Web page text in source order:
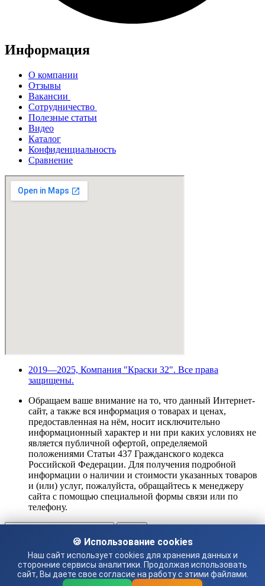
Информация
О компании
Отзывы
Вакансии
Сотрудничество
Полезные статьи
Видео
Каталог
Конфиденциальность
Сравнение
2019—2025, Компания "Краски 32". Все права
защищены.
Обращаем ваше внимание на то, что данный Интернет-
сайт, а также вся информация о товарах и ценах,
предоставленная на нём, носит исключительно
информационный характер и ни при каких условиях не
является публичной офертой, определяемой
положениями Статьи 437 Гражданского кодекса
Российской Федерации. Для получения подробной
информации о наличии и стоимости указанных товаров
и (или) услуг, пожалуйста, обращайтесь к менеджеру
сайта с помощью специальной формы связи или по
телефону.
🍪 Использование cookies
Наш сайт использует cookies для хранения данных и
сторонние сервисы аналитики. Продолжая использовать
сайт, Вы даете свое согласие на работу с этими файлами.
Начните вводить текст, чтобы увидеть сообщения, которые вы
ищете.
Магазин
Избранное